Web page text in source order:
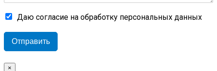
Даю согласие на обработку персональных данных
Отправить
×